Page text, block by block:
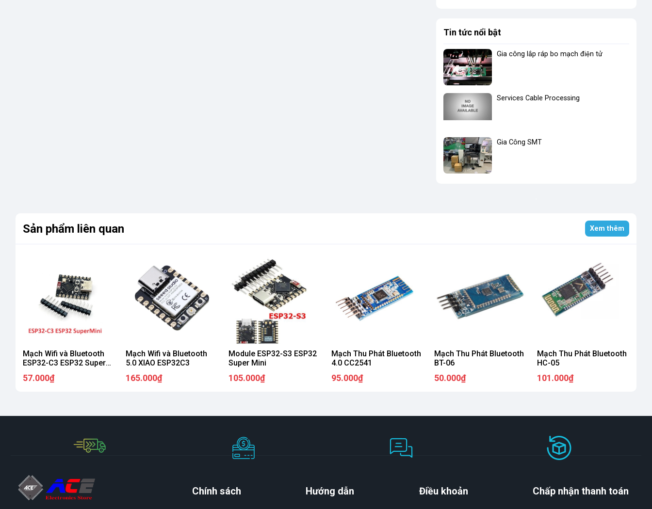
Tin tức nổi bật
Gia công lắp ráp bo mạch điện tử
Services Cable Processing
Gia Công SMT
Sản phẩm liên quan Xem thêm
Mạch Wifi và Bluetooth
ESP32-C3 ESP32 Super
57.000₫
Mạch Wifi và Bluetooth
5.0 XIAO ESP32C3
165.000₫
Module ESP32-S3 ESP32
Super Mini
105.000₫
Mạch Thu Phát Bluetooth
4.0 CC2541
95.000₫
Mạch Thu Phát Bluetooth
BT-06
50.000₫
Mạch Thu Phát Bluetooth
HC-05
101.000₫
Chính sách Hướng dẫn Điều khoản Chấp nhận thanh toán